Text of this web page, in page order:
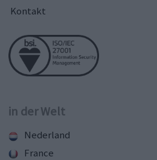
Kontakt
in der Welt
Nederland
France